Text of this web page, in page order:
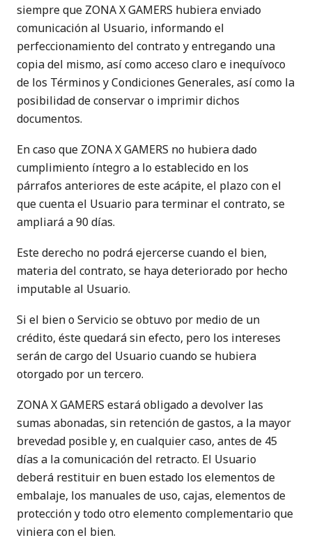
siempre que ZONA X GAMERS hubiera enviado
comunicación al Usuario, informando el
perfeccionamiento del contrato y entregando una
copia del mismo, así como acceso claro e inequívoco
de los Términos y Condiciones Generales, así como la
posibilidad de conservar o imprimir dichos
documentos.
En caso que ZONA X GAMERS no hubiera dado
cumplimiento íntegro a lo establecido en los
párrafos anteriores de este acápite, el plazo con el
que cuenta el Usuario para terminar el contrato, se
ampliará a 90 días.
Este derecho no podrá ejercerse cuando el bien,
materia del contrato, se haya deteriorado por hecho
imputable al Usuario.
Si el bien o Servicio se obtuvo por medio de un
crédito, éste quedará sin efecto, pero los intereses
serán de cargo del Usuario cuando se hubiera
otorgado por un tercero.
ZONA X GAMERS estará obligado a devolver las
sumas abonadas, sin retención de gastos, a la mayor
brevedad posible y, en cualquier caso, antes de 45
días a la comunicación del retracto. El Usuario
deberá restituir en buen estado los elementos de
embalaje, los manuales de uso, cajas, elementos de
protección y todo otro elemento complementario que
viniera con el bien.